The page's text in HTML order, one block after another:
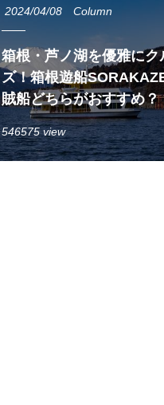
2024/04/08 Column
箱根・芦ノ湖を優雅にク
ズ！箱根遊船
賊船どちらがおすすめ？
546575 view